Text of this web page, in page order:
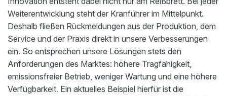
Weiterentwicklung steht der Kranführer im Mittelpunkt.
Deshalb fließen Rückmeldungen aus der Produktion, dem
Service und der Praxis direkt in unsere Verbesserungen
ein. So entsprechen unsere Lösungen stets den
Anforderungen des Marktes: höhere Tragfähigkeit,
emissionsfreier Betrieb, weniger Wartung und eine höhere
Verfügbarkeit. Ein aktuelles Beispiel hierfür ist die